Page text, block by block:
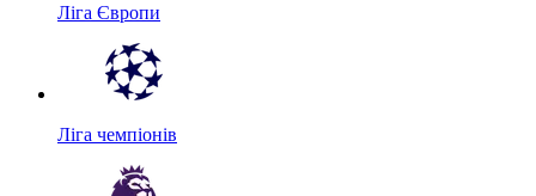
Ліга Європи
Ліга чемпіонів